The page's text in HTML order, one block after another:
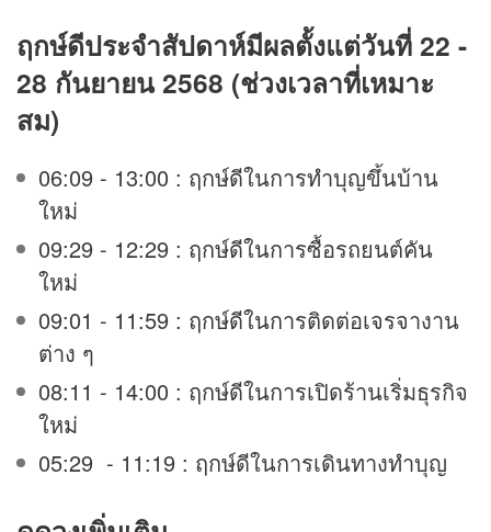
ฤกษ์ดีประจำสัปดาห์มีผลตั้งแต่วันที่ 22 -
28 กันยายน 2568 (ช่วงเวลาที่เหมาะ
สม)
06:09 - 13:00 : ฤกษ์ดีในการทำบุญขึ้นบ้าน
ใหม่
09:29 - 12:29 : ฤกษ์ดีในการซื้อรถยนต์คัน
ใหม่
09:01 - 11:59 : ฤกษ์ดีในการติดต่อเจรจางาน
ต่าง ๆ
08:11 - 14:00 : ฤกษ์ดีในการเปิดร้านเริ่มธุรกิจ
ใหม่
05:29 - 11:19 : ฤกษ์ดีในการเดินทางทำบุญ